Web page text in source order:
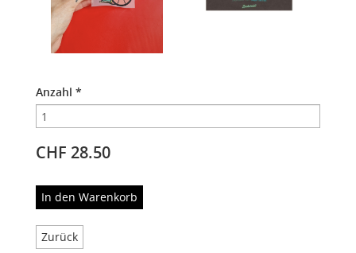
Anzahl *
CHF 28.50
In den Warenkorb
Zurück